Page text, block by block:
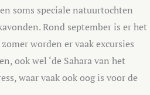
soms speciale natuurtochten
Rond september is er het
worden er vaak excursies
ook wel ‘de Sahara van het
waar vaak ook oog is voor de